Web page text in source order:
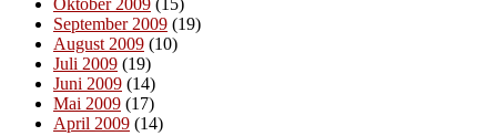
September 2009 (19)
August 2009 (10)
Juli 2009 (19)
Juni 2009 (14)
Mai 2009 (17)
April 2009 (14)